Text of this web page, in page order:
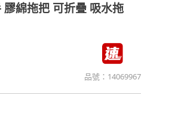
綿拖把 可折疊 吸水拖
品號： 14069967